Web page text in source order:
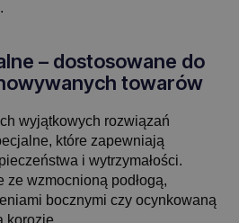
– dostosowane do
towarów
wyjątkowych rozwiązań
które zapewniają
i wytrzymałości.
ze wzmocnioną podłogą,
bocznymi czy ocynkowaną
korozję.